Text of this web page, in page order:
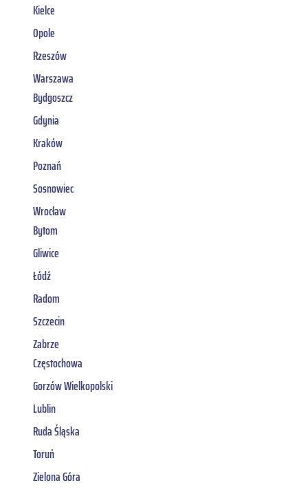
Kielce
Opole
Rzeszów
Warszawa
Bydgoszcz
Gdynia
Kraków
Poznań
Sosnowiec
Wrocław
Bytom
Gliwice
Łódź
Radom
Szczecin
Zabrze
Częstochowa
Gorzów Wielkopolski
Lublin
Ruda Śląska
Toruń
Zielona Góra